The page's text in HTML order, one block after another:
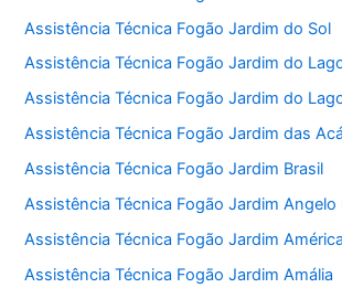
Assistência Técnica Fogão Jardim do Sol
Assistência Técnica Fogão Jardim do
Assistência Técnica Fogão Jardim do
Assistência Técnica Fogão Jardim das
Assistência Técnica Fogão Jardim Brasil
Assistência Técnica Fogão Jardim Angelo
Assistência Técnica Fogão Jardim América
Assistência Técnica Fogão Jardim Amália